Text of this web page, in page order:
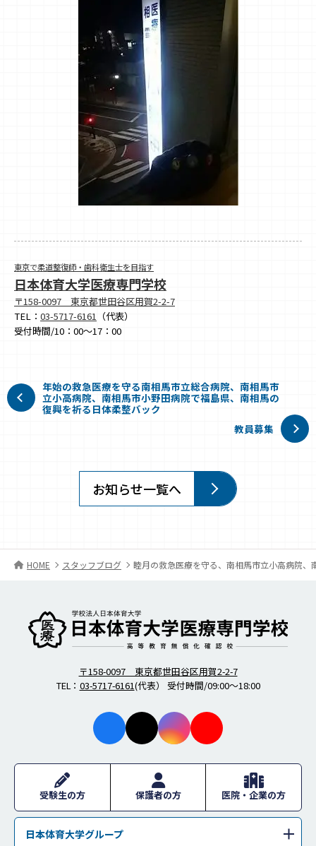
東京で柔道整復師・歯科衛生士を目指す
日本体育大学医療専門学校
〒158-0097 東京都世田谷区用賀2-2-7
TEL： 03-5717-6161 （代表）
受付時間/10：00～17：00
年始の救急医療を守る南相馬市立総合病院、南相馬市
立小高病院、南相馬市小野田病院で福島県、南相馬の
復興を祈る日体柔整バック
教員募集
お知らせ一覧へ
HOME スタッフブログ 睦月の救急医療を守る、南相馬市立小高病院
ok
am
e
〒158-0097 東京都世田谷区用賀2-2-7
TEL： 03-5717-6161(代表） 受付時間/09:00～18:00
受験生の方 保護者の方 医院・企業の方
日本体育大学グループ